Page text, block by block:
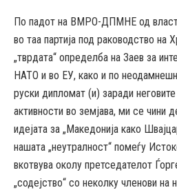
По падот на ВМРО-ДПМНЕ од
во таа партија под раководство на
„тврдата“ определба на Заев за
НАТО и во ЕУ, како и по
руски дипломат (и) заради неговите
активности во земјава, ми се чини
идејата за „Македонија како
нашата „неутралност“ помеѓу
вкотвува околу претседателот
„содејство“ со неколку членови на